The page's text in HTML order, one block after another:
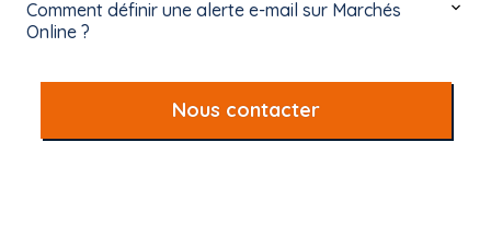
Comment définir une alerte e-mail sur Marchés
Online ?
Nous contacter